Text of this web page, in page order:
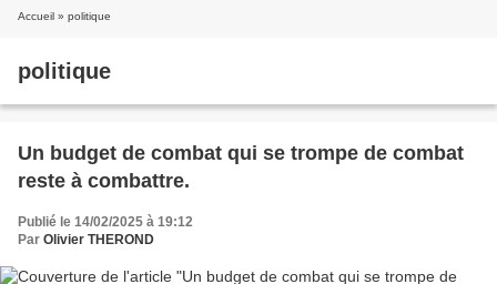
Accueil » politique
politique
Un budget de combat qui se trompe de combat
reste à combattre.
Publié le 14/02/2025 à 19:12
Par Olivier THEROND